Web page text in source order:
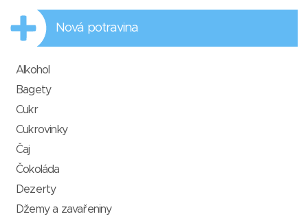
Nová potravina
Alkohol
Bagety
Cukr
Cukrovinky
Čaj
Čokoláda
Dezerty
Džemy a zavařeniny